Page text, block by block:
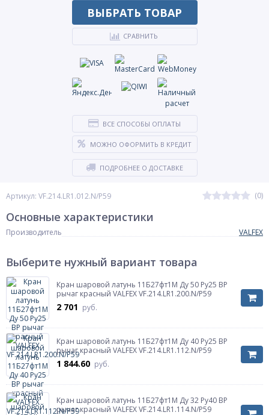
Артикул: VF.214.LR1.012.N/P59 (0)
ВЫБРАТЬ ТОВАР
СРАВНИТЬ
ВСЕ СПОСОБЫ ОПЛАТЫ
МОЖНО ОФОРМИТЬ В КРЕДИТ
ПОДРОБНЕЕ О ДОСТАВКЕ
Основные характеристики
Производитель VALFEX
Выберите нужный вариант товара
Кран шаровой латунь 11Б27фт1М Ду 50 Ру25 ВР
рычаг красный VALFEX VF.214.LR1.200.N/P59
2 701 руб.
Кран шаровой латунь 11Б27фт1М Ду 40 Ру25 ВР
рычаг красный VALFEX VF.214.LR1.112.N/P59
1 844.60 руб.
Кран шаровой латунь 11Б27фт1М Ду 32 Ру40 ВР
рычаг красный VALFEX VF.214.LR1.114.N/P59